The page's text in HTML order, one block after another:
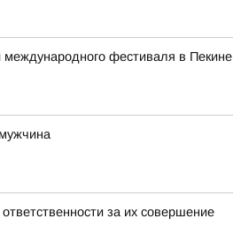
фестиваля в Пекине
за их совершение